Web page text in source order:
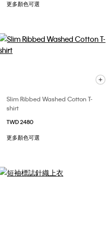
更多顏色可選
Slim Ribbed Washed Cotton T-
shirt
TWD 2480
更多顏色可選